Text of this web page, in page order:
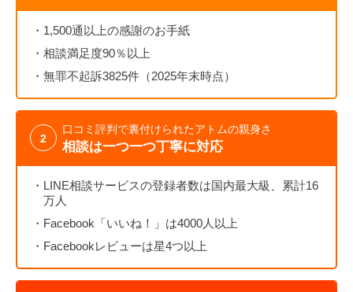
1,500通以上の感謝のお手紙
相談満足度90％以上
無罪不起訴3825件（2025年末時点）
2
口コミ評判で裏付けられたアトムの親身さ
相談は一つ一つ丁寧に対応
LINE相談サービスの登録者数は国内最大級、累計16
万人
Facebook「いいね！」は4000人以上
Facebookレビューは星4つ以上